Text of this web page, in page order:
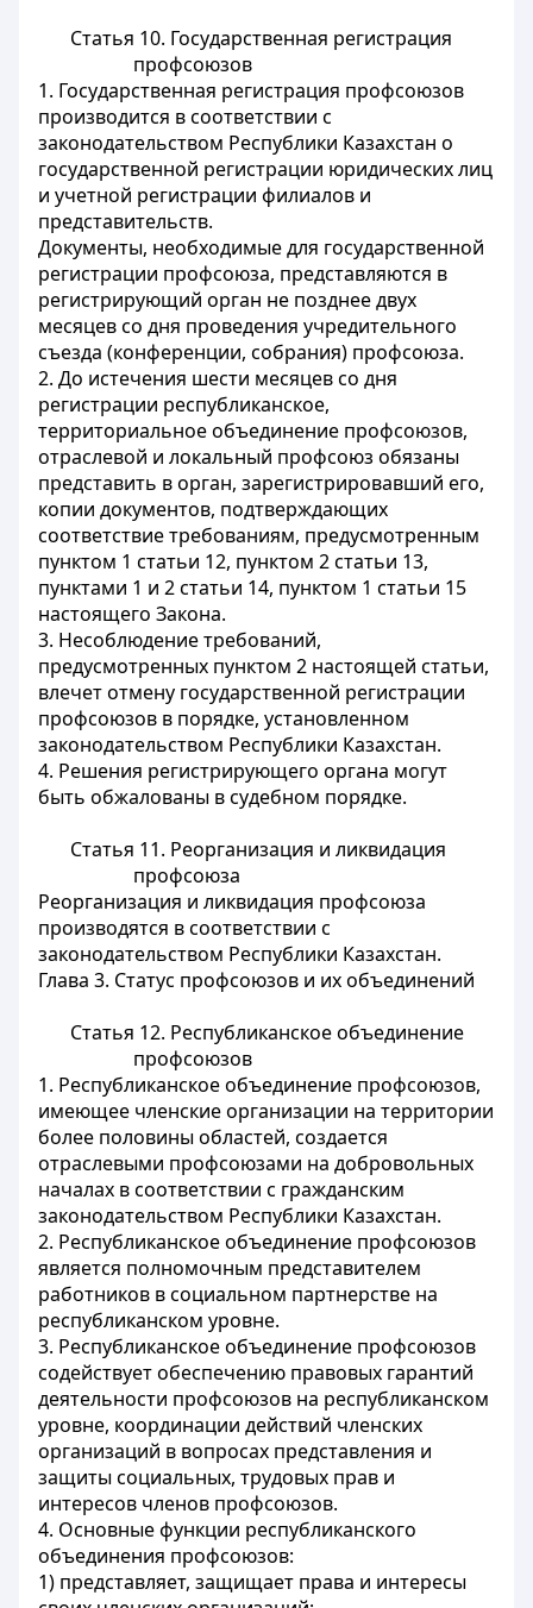
Статья 10. Государственная регистрация
профсоюзов
1. Государственная регистрация профсоюзов
производится в соответствии с
законодательством Республики Казахстан о
государственной регистрации юридических лиц
и учетной регистрации филиалов и
представительств.
Документы, необходимые для государственной
регистрации профсоюза, представляются в
регистрирующий орган не позднее двух
месяцев со дня проведения учредительного
съезда (конференции, собрания) профсоюза.
2. До истечения шести месяцев со дня
регистрации республиканское,
территориальное объединение профсоюзов,
отраслевой и локальный профсоюз обязаны
представить в орган, зарегистрировавший его,
копии документов, подтверждающих
соответствие требованиям, предусмотренным
пунктом 1 статьи 12, пунктом 2 статьи 13,
пунктами 1 и 2 статьи 14, пунктом 1 статьи 15
настоящего Закона.
3. Несоблюдение требований,
предусмотренных пунктом 2 настоящей статьи,
влечет отмену государственной регистрации
профсоюзов в порядке, установленном
законодательством Республики Казахстан.
4. Решения регистрирующего органа могут
быть обжалованы в судебном порядке.
Статья 11. Реорганизация и ликвидация
профсоюза
Реорганизация и ликвидация профсоюза
производятся в соответствии с
законодательством Республики Казахстан.
Глава 3. Статус профсоюзов и их объединений
Статья 12. Республиканское объединение
профсоюзов
1. Республиканское объединение профсоюзов,
имеющее членские организации на территории
более половины областей, создается
отраслевыми профсоюзами на добровольных
началах в соответствии с гражданским
законодательством Республики Казахстан.
2. Республиканское объединение профсоюзов
является полномочным представителем
работников в социальном партнерстве на
республиканском уровне.
3. Республиканское объединение профсоюзов
содействует обеспечению правовых гарантий
деятельности профсоюзов на республиканском
уровне, координации действий членских
организаций в вопросах представления и
защиты социальных, трудовых прав и
интересов членов профсоюзов.
4. Основные функции республиканского
объединения профсоюзов:
1) представляет, защищает права и интересы